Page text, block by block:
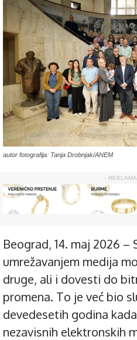
autor fotografija: Tanja Drobnjak/ANEM
-
Beograd, 14. maj 2026 –
umrežavanjem medija
druge, ali i dovesti do
promena. To je već bio
devedesetih godina
nezavisnih elektronskih